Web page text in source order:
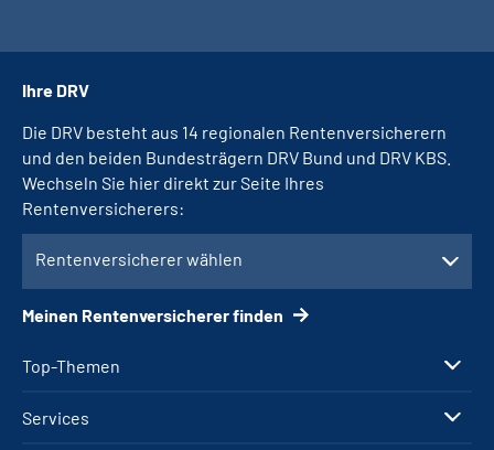
Top-Themen
Services
Ihre DRV
Die DRV besteht aus 14 regionalen Rentenversicherern
und den beiden Bundesträgern DRV Bund und DRV KBS.
Wechseln Sie hier direkt zur Seite Ihres
Rentenversicherers:
Rentenversicherer wählen
Meinen Rentenversicherer finden